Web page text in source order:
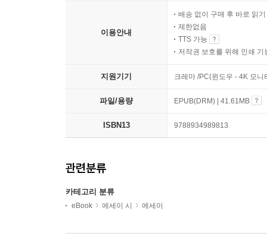
이용안내
배송 없이 구매 후 바로 읽기
제한없음
TTS 가능
저작권 보호를 위해 인쇄 기
지원기기 크레마 /PC(윈도우 - 4K 모
파일/용량 EPUB(DRM) | 41.61MB
ISBN13 9788934989813
관련분류
카테고리 분류
eBook 에세이 시 에세이